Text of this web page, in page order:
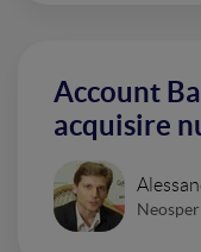
Account
acquisire